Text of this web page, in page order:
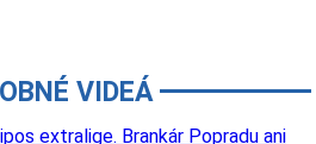
VIDEÁ
extralige. Brankár Popradu ani